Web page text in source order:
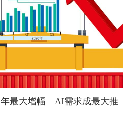
年最大增幅 AI需求成最大推